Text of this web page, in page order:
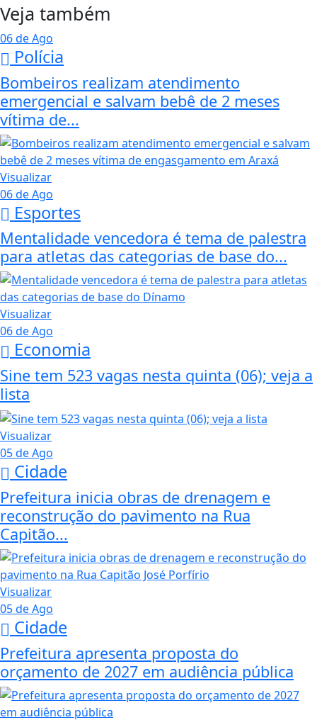
Veja também
06 de Ago
Polícia
Bombeiros realizam atendimento
emergencial e salvam bebê de 2 meses
vítima de...
Visualizar
06 de Ago
Esportes
Mentalidade vencedora é tema de palestra
para atletas das categorias de base do...
Visualizar
06 de Ago
Economia
Sine tem 523 vagas nesta quinta (06); veja a
lista
Visualizar
05 de Ago
Cidade
Prefeitura inicia obras de drenagem e
reconstrução do pavimento na Rua
Capitão...
Visualizar
05 de Ago
Cidade
Prefeitura apresenta proposta do
orçamento de 2027 em audiência pública